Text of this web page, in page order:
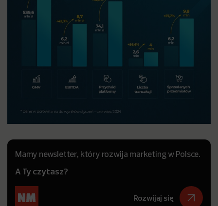
Mamy newsletter, który rozwija marketing w Polsce.
A Ty czytasz?
Rozwijaj się